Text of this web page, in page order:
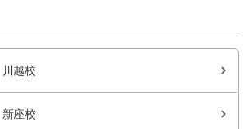
川越校
新座校